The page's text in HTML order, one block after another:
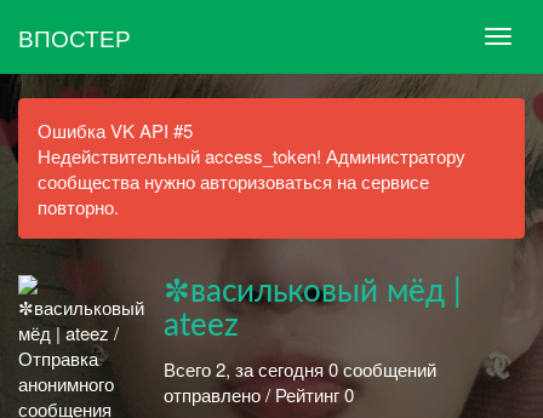
ВПОСТЕР
Ошибка VK API #5
Недействительный access_token! Администратору
сообщества нужно авторизоваться на сервисе
повторно.
✼васильковый мёд |
ateez
Всего 2, за сегодня 0 сообщений
отправлено / Рейтинг 0